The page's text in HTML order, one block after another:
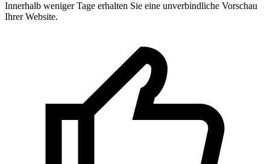
Innerhalb weniger Tage erhalten Sie eine unverbindliche Vorschau
Ihrer Website.